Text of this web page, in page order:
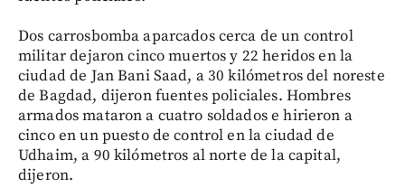
Dos carrosbomba aparcados cerca de un control
militar dejaron cinco muertos y 22 heridos en la
ciudad de Jan Bani Saad, a 30 kilómetros del noreste
de Bagdad, dijeron fuentes policiales. Hombres
armados mataron a cuatro soldados e hirieron a
cinco en un puesto de control en la ciudad de
Udhaim, a 90 kilómetros al norte de la capital,
dijeron.